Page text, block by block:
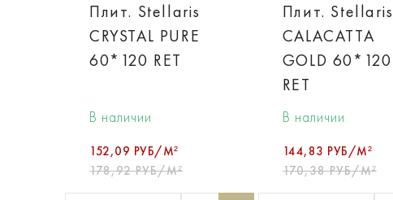
Плит. Stellaris
CRYSTAL PURE
60*120 RET
В наличии
152,09 РУБ/М²
178,92 РУБ/М²
Плит. Stellaris
CALACATTA
GOLD 60*120
RET
В наличии
144,83 РУБ/М²
170,38 РУБ/М²